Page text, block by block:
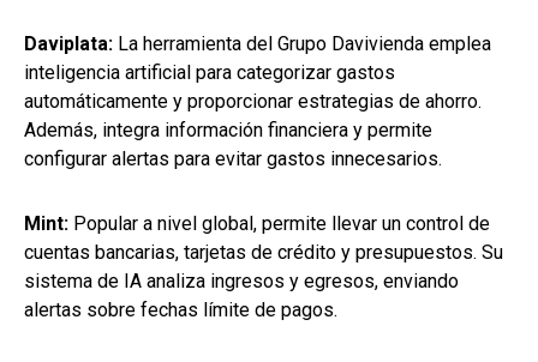
Daviplata: La herramienta del Grupo Davivienda emplea
inteligencia artificial para categorizar gastos
automáticamente y proporcionar estrategias de ahorro.
Además, integra información financiera y permite
configurar alertas para evitar gastos innecesarios.
Mint: Popular a nivel global, permite llevar un control de
cuentas bancarias, tarjetas de crédito y presupuestos. Su
sistema de IA analiza ingresos y egresos, enviando
alertas sobre fechas límite de pagos.